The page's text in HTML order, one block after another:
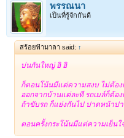
พรรณนา
เป็นที่รู้จักกันดี
สร้อยฟ้ามาลา said: ↑
บ่นกันใหญ่ อิ อิ
ก็ตอนโน้นมีแต่ความสงบ ไม่ต้อง
ออกจากบ้านแต่ละที รถเมล์ก็ต้อ
ถ้าขับรถ ก็แย่งกันไป ปาดหน้าปา
ตอนครั้งกระโน้นมีแต่ความเย็นใ